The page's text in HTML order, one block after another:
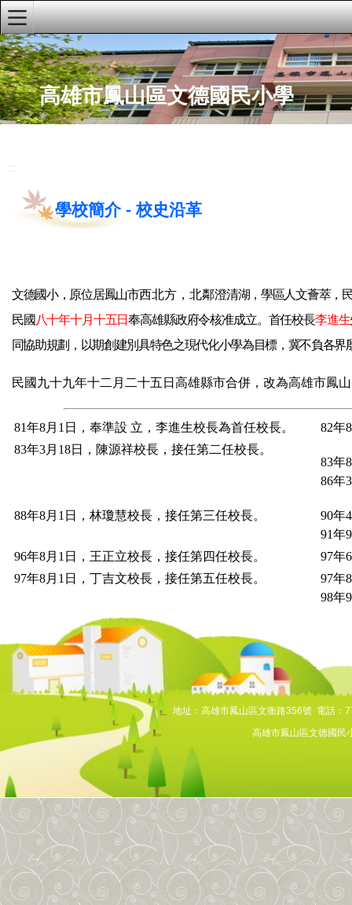
高雄市鳳山區文德國民小學
:::
首頁
文德粉絲專頁
文德youTube頻道
校園特色
文德兒童校刊
本土教育網
性別平等教育
課程計畫
文德國小環境教育網
校外人士協助教學活動
學生申訴再申訴專區
高雄校園通APP
網路直通車
數位學習專區
:::
學校簡介-校史沿革
文德國小，原位居鳳山市西北方，北鄰澄清湖，學區人文薈萃，
民國八十年十月十五日奉高雄縣政府令核准成立。首任校長李進生
同協助規劃，以期創建別具特色之現代化小學為目標，冀不負各界
民國九十九年十二月二十五日高雄縣市合併，改為高雄市鳳
81年8月1日，奉準設 立，李進生校長為首任校長。
82年
83年3月18日，陳源祥校長，接任第二任校長。
83年8
86年
88年8月1日，林瓊慧校長，接任第三任校長。
90年
91年
96年8月1日，王正立校長，接任第四任校長。
97年
97年8月1日，丁吉文校長，接任第五任校長。
97年
98年
::: 地址：高雄市鳳山區文衡路356號 電話
高雄市鳳山區文德國民